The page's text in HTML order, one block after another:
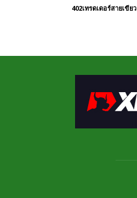
402เทรดเดอร์สายเขียว